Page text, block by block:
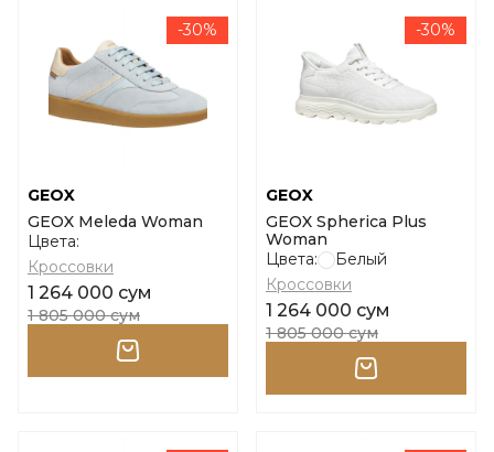
-30%
GEOX
GEOX Meleda Woman
Цвета:
Кроссовки
1 264 000 сум
1 805 000 сум
-30%
GEOX
GEOX Spherica Plus
Woman
Цвета:
Белый
Кроссовки
1 264 000 сум
1 805 000 сум